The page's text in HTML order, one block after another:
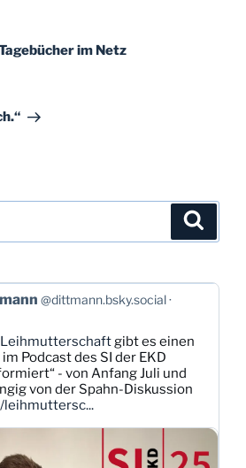
im Netz
@dittmann.bsky.social
gibt es einen
Podcast des SI der EKD
- von Anfang Juli und
von der Spahn-Diskussion
leihmuttersc...